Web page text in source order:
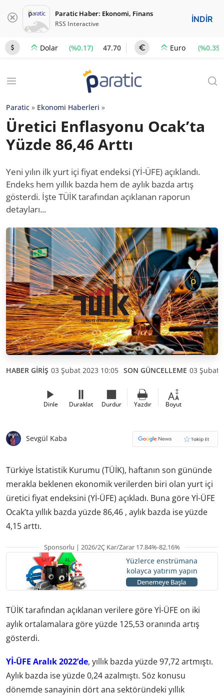
Paratic Haber: Ekonomi, Finans
RSS Interactive İNDİR
Dolar (%0.17) 47.70 Euro (%0.35)
Paratic » Ekonomi Haberleri »
Üretici Enflasyonu Ocak’ta
Yüzde 86,46 Arttı
Yeni yılın ilk yurt içi fiyat endeksi (Yİ-ÜFE) açıklandı.
Endeks hem yıllık bazda hem de aylık bazda artış
gösterdi. İşte TÜİK tarafından açıklanan raporun
detayları...
HABER GİRİŞ 03 Şubat 2023 10:05 SON GÜNCELLEME 03 Şubat
Dinle Duraklat Durdur Yazdır Boyut
Sevgül Kaba
Türkiye İstatistik Kurumu (TÜİK), haftanın son gününde
merakla beklenen ekonomik verilerden biri olan yurt içi
üretici fiyat endeksini (Yİ-ÜFE) açıkladı. Buna göre Yİ-ÜFE
Ocak’ta yıllık bazda yüzde 86,46 , aylık bazda ise yüzde
4,15 arttı.
Sponsorlu | 2026/2Ç Kar/Zarar 17.84%-82.16%
Yüzlerce enstrümana
kolayca yatırım yapın
Denemeye Başla
TÜİK tarafından açıklanan verilere göre Yİ-ÜFE on iki
aylık ortalamalara göre yüzde 125,53 oranında artış
gösterdi.
Yİ-ÜFE Aralık 2022’de, yıllık bazda yüzde 97,72 artmıştı.
Aylık bazda ise yüzde 0,24 azalmıştı. Söz konusu
dönemde sanayinin dört ana sektöründeki yıllık